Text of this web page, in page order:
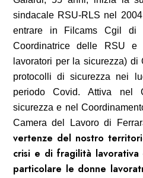
sindacale RSU-RLS nel
entrare in Filcams Cgil di
Coordinatrice delle RSU e
lavoratori per la sicurezza)
protocolli di sicurezza nei
periodo Covid. Attiva nel
sicurezza e nel
Camera del Lavoro di
vertenze del nostro
crisi e di fragilità lavorativa
particolare le donne